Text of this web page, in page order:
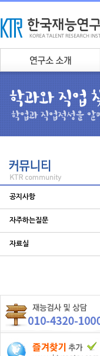
공지사항
자주하는질문
자료실